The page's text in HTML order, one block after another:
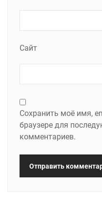
Сайт
Сохранить моё имя,
браузере для
комментариев.